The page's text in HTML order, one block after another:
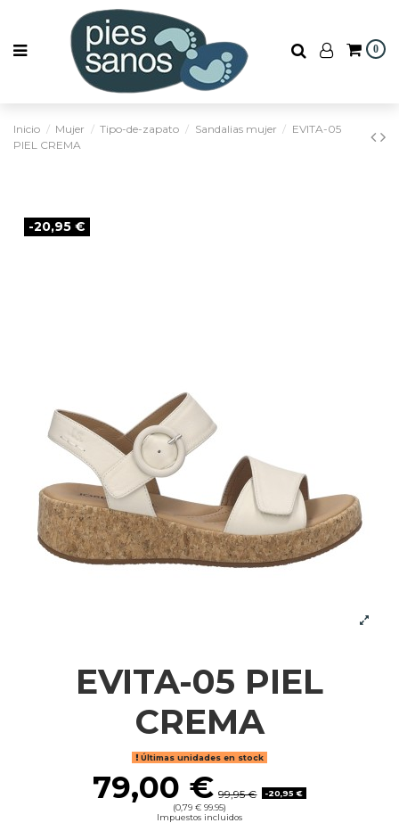
0
Inicio Mujer Tipo-de-zapato Sandalias mujer
EVITA-05
PIEL CREMA
-20,95 €
EVITA-05 PIEL
CREMA
Últimas unidades en stock
79,00 € 99,95 €
-20,95 €
(0,79 € 99.95)
Impuestos incluidos